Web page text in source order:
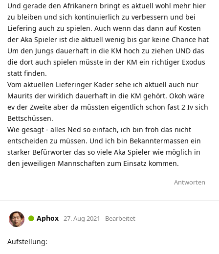
Und gerade den Afrikanern bringt es aktuell wohl mehr hier
zu bleiben und sich kontinuierlich zu verbessern und bei
Liefering auch zu spielen. Auch wenn das dann auf Kosten
der Aka Spieler ist die aktuell wenig bis gar keine Chance hat
Um den Jungs dauerhaft in die KM hoch zu ziehen UND das
die dort auch spielen müsste in der KM ein richtiger Exodus
statt finden.
Vom aktuellen Lieferinger Kader sehe ich aktuell auch nur
Maurits der wirklich dauerhaft in die KM gehört. Okoh wäre
ev der Zweite aber da müssten eigentlich schon fast 2 Iv sich
Bettschüssen.
Wie gesagt - alles Ned so einfach, ich bin froh das nicht
entscheiden zu müssen. Und ich bin Bekanntermassen ein
starker Befürworter das so viele Aka Spieler wie möglich in
den jeweiligen Mannschaften zum Einsatz kommen.
Antworten
Aphox 27. Aug 2021 Bearbeitet
Aufstellung: